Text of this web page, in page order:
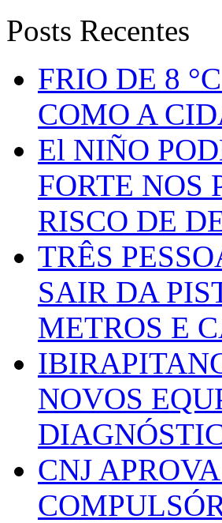
Posts Recentes
FRIO DE 8
COMO A
El NIÑO
FORTE NOS
RISCO DE
TRÊS
SAIR DA
METROS E
NOVOS
CNJ